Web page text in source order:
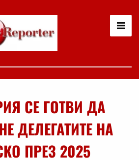
СЕ ГОТВИ ДА
ДЕЛЕГАТИТЕ НА
ПРЕЗ 2025